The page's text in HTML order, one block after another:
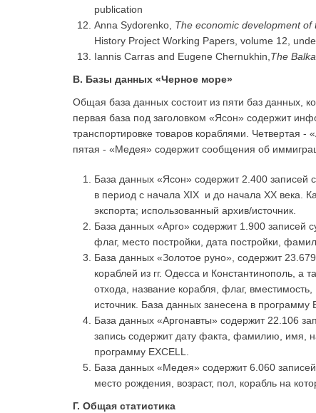
publication
Anna Sydorenko, The economic development
History Project Working Papers, volume 12,
Iannis Carras and Eugene Chernukhin, The
В. Базы данных «Черное море»
Общая база данных состоит из пяти баз данных,
первая база под заголовком «Ясон» содержит
транспортировке товаров кораблями. Четвертая
пятая - «Медея» содержит сообщения об
База данных «Ясон» содержит 2.400 записей
в период с начала XIX и до начала XX века.
экспорта; использованный архив/источник.
База данных «Арго» содержит 1.900 записей
флаг, место постройки, дата постройки,
База данных «Золотое руно», содержит
кораблей из гг. Одесса и Константинополь, а
отхода, название корабля, флаг,
источник. База данных занесена в программу
База данных «Аргонавты» содержит 22.106
запись содержит дату факта, фамилию, имя,
программу EXCELL.
База данных «Медея» содержит 6.060
место рождения, возраст, пол, корабль на
Г. Общая статистика